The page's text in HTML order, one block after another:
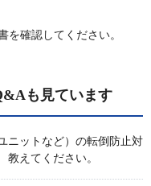
を確認してください。
も見ています
ニットなど）の転倒防止対
えてください。